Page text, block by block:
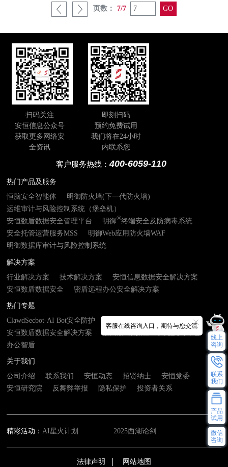
在信息化建设已经走在各个行业前列。
页数： 7/7
扫码关注
安恒信息公众号
获取更多网络安
全资讯
即刻扫码
预约免费试用
我们将在24小时
内联系您
客户服务热线：400-6059-110
热门产品及服务
恒脑安全智能体
明御防火墙(下一代防火墙)
运维审计与风险控制系统（堡垒机）
安恒数盾数据安全管理平台
明御®终端安全及防病毒系统
安全托管运营服务MSS
明御Web应用防火墙WAF
明御数据库审计与风险控制系统
解决方案
行业解决方案
技术解决方案
安恒信息数据安全解决方案
安恒数盾数据安全
密盾远程办公安全解决方案
热门专题
ClawdSecbot-AI Bot安全防护
安恒数盾数据安全解决方案
办公智盾
关于我们
公司介绍
联系我们 安恒动态 招贤纳士
安恒党委
安恒研究院
反舞弊举报 隐私保护 投资者关系
精彩活动： AI星火计划 2025西湖论剑
法律声明 网站地图
客服在线咨询入口，期待与您交流
线上
咨询
联系
我们
产品
试用
微信
咨询